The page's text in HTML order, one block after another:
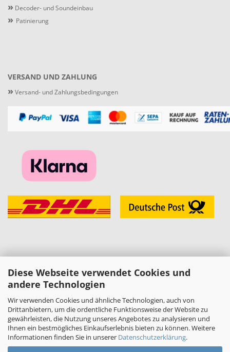
Diese Webseite verwendet Cookies und
andere Technologien
Wir verwenden Cookies und ähnliche Technologien, auch von
Drittanbietern, um die ordentliche Funktionsweise der Website zu
gewährleisten, die Nutzung unseres Angebotes zu analysieren und
Ihnen ein bestmögliches Einkaufserlebnis bieten zu können. Weitere
Informationen finden Sie in unserer Datenschutzerklärung.
» Decoder- und Soundeinbau
» Patinierung
VERSAND UND ZAHLUNG
» Versand- und Zahlungsbedingungen
KONTAKT
» Melzer Modellbau
Daniel Melzer
Alte Halberstädter Straße 22
38889 Blankenburg (Harz)
» Telefon: 03944-3665950
E-Mail:shop[at]melzer-modellbau.de